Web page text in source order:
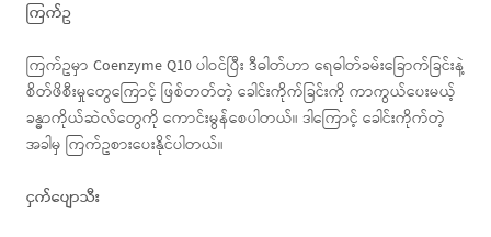
ကြက်ဥ
ကြက်ဥမှာ Coenzyme Q10 ပါဝင်ပြီး ဒီဓါတ်ဟာ ရေဓါတ်ခမ်းခြောက်ခြင်းနဲ့
စိတ်ဖိစီးမှုတွေကြောင့် ဖြစ်တတ်တဲ့ ခေါင်းကိုက်ခြင်းကို ကာကွယ်ပေးမယ့်
ခန္ဓာကိုယ်ဆဲလ်တွေကို ကောင်းမွန်စေပါတယ်။ ဒါကြောင့် ခေါင်းကိုက်တဲ့
အခါမှ ကြက်ဥစားပေးနိုင်ပါတယ်။
ငှက်ပျောသီး